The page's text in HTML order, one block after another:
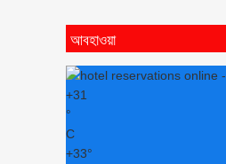
আবহাওয়া
+31
°
C
+33°